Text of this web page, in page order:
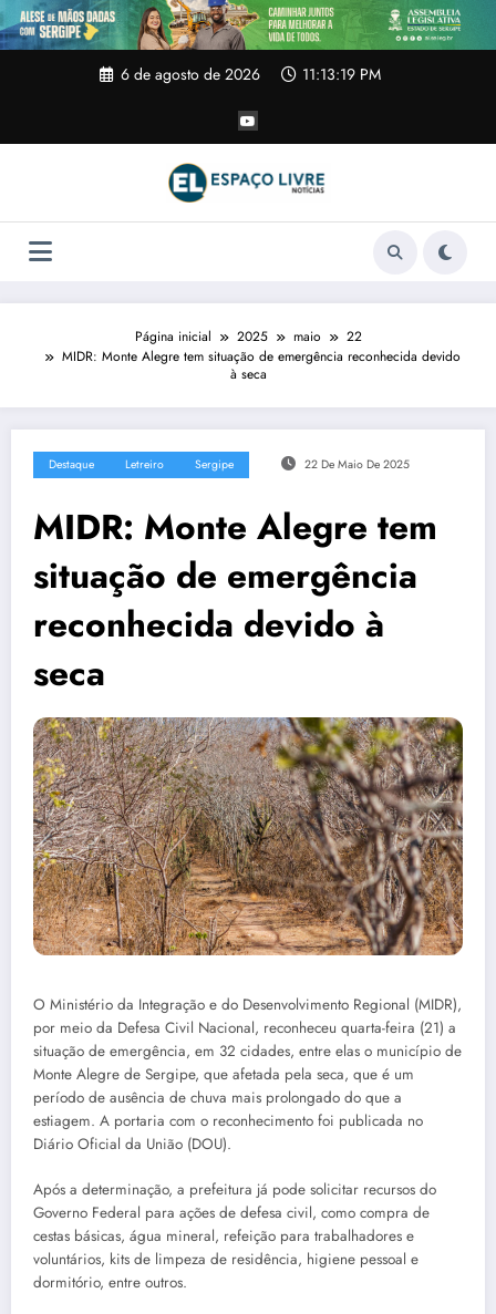
Pular
para
o
6 de agosto de 2026 11:13:20 PM
Página inicial 2025 maio
22
MIDR: Monte Alegre tem situação de emergência reconhecida devido
à seca
Destaque Letreiro Sergipe 22 De Maio De 2025
MIDR: Monte Alegre tem
situação de emergência
reconhecida devido à
seca
O Ministério da Integração e do Desenvolvimento Regional (MIDR),
por meio da Defesa Civil Nacional, reconheceu quarta-feira (21) a
situação de emergência, em 32 cidades, entre elas o município de
Monte Alegre de Sergipe, que afetada pela seca, que é um
período de ausência de chuva mais prolongado do que a
estiagem. A portaria com o reconhecimento foi publicada no
Diário Oficial da União (DOU).
Após a determinação, a prefeitura já pode solicitar recursos do
Governo Federal para ações de defesa civil, como compra de
cestas básicas, água mineral, refeição para trabalhadores e
voluntários, kits de limpeza de residência, higiene pessoal e
dormitório, entre outros.